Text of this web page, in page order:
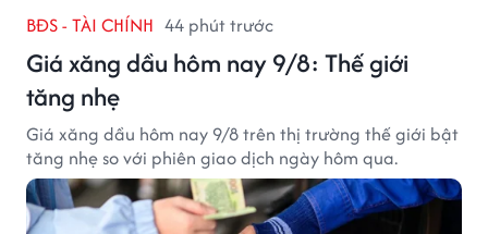
BĐS - TÀI CHÍNH 44 phút trước
Giá xăng dầu hôm nay 9/8: Thế giới
tăng nhẹ
Giá xăng dầu hôm nay 9/8 trên thị trường thế giới bật
tăng nhẹ so với phiên giao dịch ngày hôm qua.